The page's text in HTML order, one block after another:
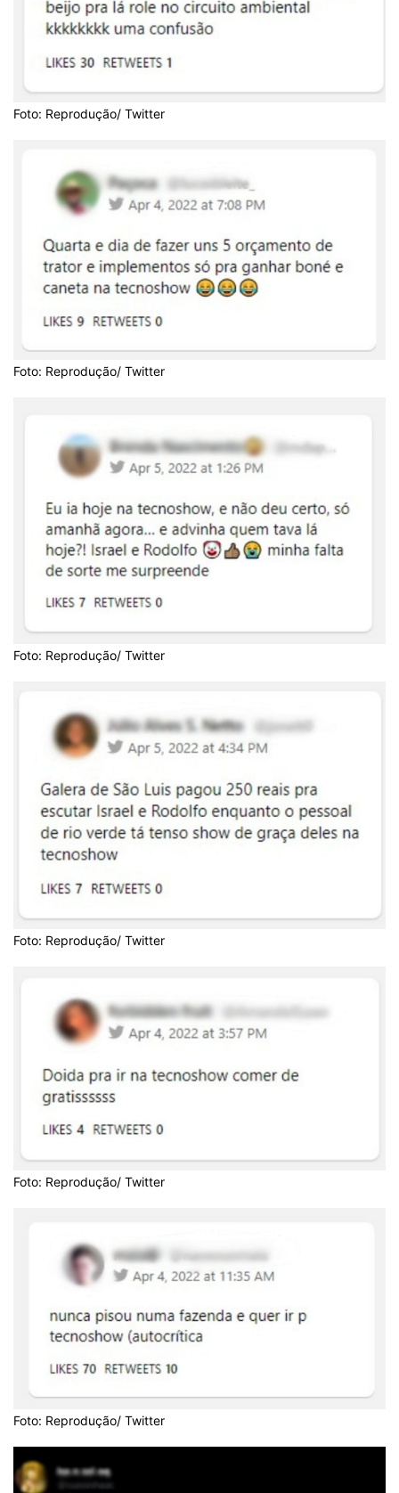
Foto: Reprodução/ Twitter
Foto: Reprodução/ Twitter
Foto: Reprodução/ Twitter
Foto: Reprodução/ Twitter
Foto: Reprodução/ Twitter
Foto: Reprodução/ Twitter